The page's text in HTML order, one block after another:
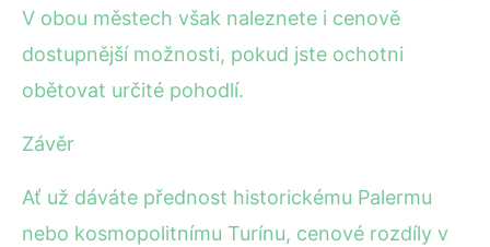
V obou městech však naleznete i cenově
dostupnější možnosti, pokud jste ochotni
obětovat určité pohodlí.
Závěr
Ať už dáváte přednost historickému Palermu
nebo kosmopolitnímu Turínu, cenové rozdíly v